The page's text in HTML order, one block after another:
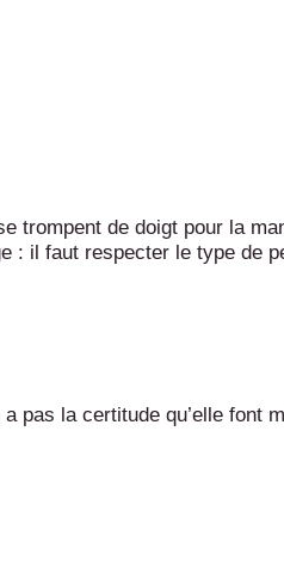
de doigt pour la
: il faut respecter le type de
pas la certitude qu’elle font